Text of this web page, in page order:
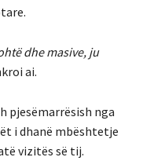
dhe masive, ju
ai.
pjesëmarrësish nga
i dhanë mbështetje
vizitës së tij.